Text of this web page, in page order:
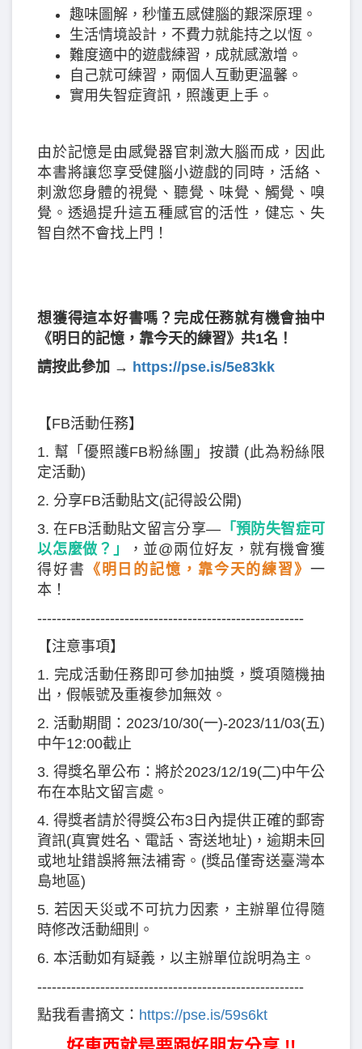
趣味圖解，秒懂五感健腦的艱深原理。
生活情境設計，不費力就能持之以恆。
難度適中的遊戲練習，成就感激增。
自己就可練習，兩個人互動更溫馨。
實用失智症資訊，照護更上手。
由於記憶是由感覺器官刺激大腦而成，因此
本書將讓您享受健腦小遊戲的同時，活絡、
刺激您身體的視覺、聽覺、味覺、觸覺、嗅
覺。透過提升這五種感官的活性，健忘、失
智自然不會找上門！
想獲得這本好書嗎？完成任務就有機會抽中
《明日的記憶，靠今天的練習》共1名！
請按此參加 → https://pse.is/5e83kk
【FB活動任務】
1. 幫「優照護FB粉絲團」按讚 (此為粉絲限
定活動)
2. 分享FB活動貼文(記得設公開)
3. 在FB活動貼文留言分享— 「預防失智症可
以怎麼做？ 」
，並@兩位好友，就有機會獲
得好書 《明日的記憶，靠今天的練習 》一
本！
-------------------------------------------------------
【注意事項】
1. 完成活動任務即可參加抽獎，獎項隨機抽
出，假帳號及重複參加無效。
2. 活動期間：2023/10/30(一)-2023/11/03(五)
中午12:00截止
3. 得獎名單公布：將於2023/12/19(二)中午公
布在本貼文留言處。
4. 得獎者請於得獎公布3日內提供正確的郵寄
資訊(真實姓名、電話、寄送地址)，逾期未回
或地址錯誤將無法補寄。(獎品僅寄送臺灣本
島地區)
5. 若因天災或不可抗力因素，主辦單位得隨
時修改活動細則。
6. 本活動如有疑義，以主辦單位說明為主。
-------------------------------------------------------
點我看書摘文： https://pse.is/59s6kt